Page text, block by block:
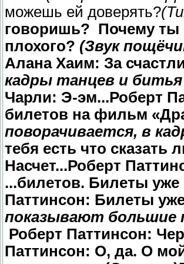
можешь ей доверять?
говоришь? Почему ты
плохого? (Звук
Алана Хаим: За
кадры танцев и
Чарли: Э-эм...Роберт
билетов на фильм
поворачивается, в
тебя есть что
Насчет...Роберт
...билетов. Билеты
Паттинсон: Билеты
показывают большие
Роберт Паттинсон:
Паттинсон: О, да. О